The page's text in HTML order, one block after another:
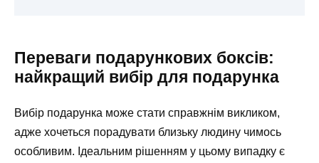
Переваги подарункових боксів:
найкращий вибір для подарунка
Вибір подарунка може стати справжнім викликом,
адже хочеться порадувати близьку людину чимось
особливим. Ідеальним рішенням у цьому випадку є